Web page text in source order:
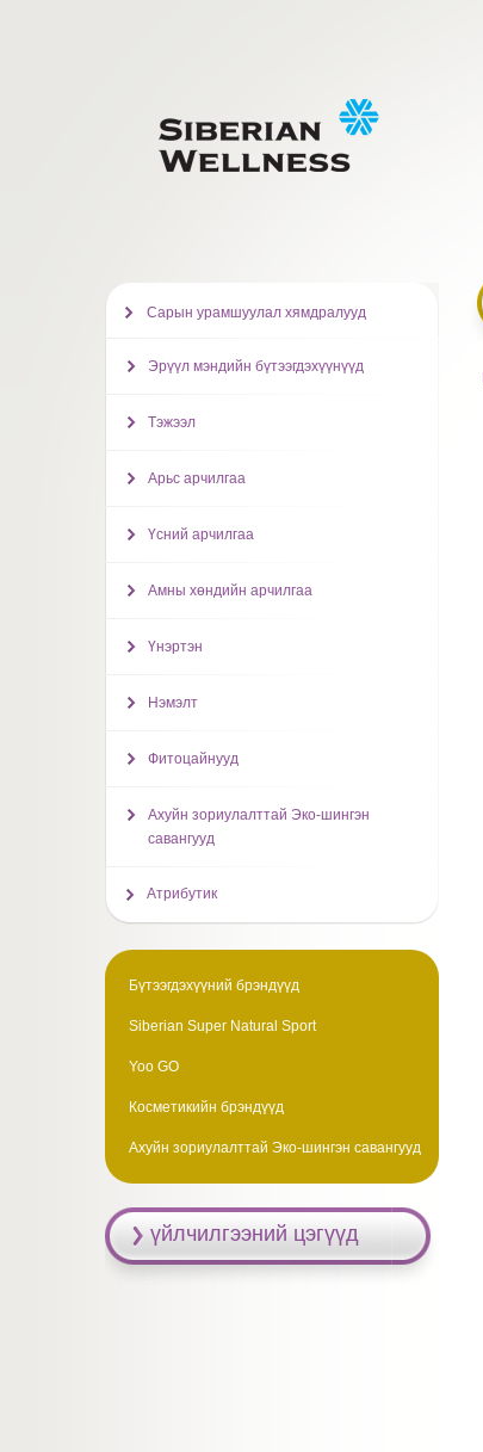
Сарын урамшуулал хямдралууд
Эрүүл мэндийн бүтээгдэхүүнүүд
Тэжээл
Арьс арчилгаа
Үсний арчилгаа
Амны хөндийн арчилгаа
Үнэртэн
Нэмэлт
Фитоцайнууд
Ахуйн зориулалттай Эко-шингэн
савангууд
Атрибутик
Бүтээгдэхүүний брэндүүд
Siberian Super Natural Sport
Yoo GO
Косметикийн брэндүүд
Ахуйн зориулалттай Эко-шингэн савангууд
үйлчилгээний цэгүүд